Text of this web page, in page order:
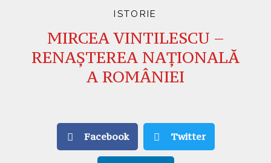
ISTORIE
MIRCEA VINTILESCU –
RENAȘTEREA NAȚIONALĂ
A ROMÂNIEI
Facebook Twitter